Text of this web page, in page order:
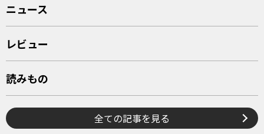
ニュース
レビュー
読みもの
全ての記事を見る